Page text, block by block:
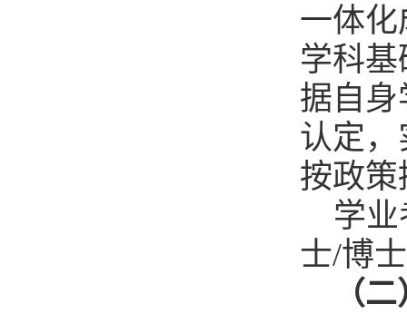
一体
学科
据自
认定
按政
学
士/博
（